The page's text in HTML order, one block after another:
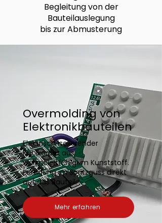
Begleitung von der
Bauteilauslegung
bis zur Abmusterung
Overmolding von
Elektronikbauteilen
Elektrisch isolierender
Kühlkörper aus
wärmeleitfähigem Kunststoff.
Fertigung im Spritzguss direkt
auf das Bauteil.
Mehr erfahren